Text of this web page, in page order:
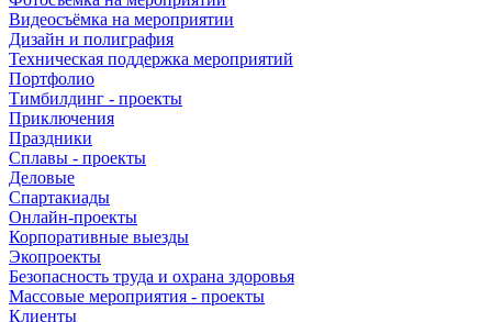
Видеосъёмка на мероприятии
Дизайн и полиграфия
Техническая поддержка мероприятий
Портфолио
Тимбилдинг - проекты
Приключения
Праздники
Сплавы - проекты
Деловые
Спартакиады
Онлайн-проекты
Корпоративные выезды
Экопроекты
Безопасность труда и охрана здоровья
Массовые мероприятия - проекты
Клиенты